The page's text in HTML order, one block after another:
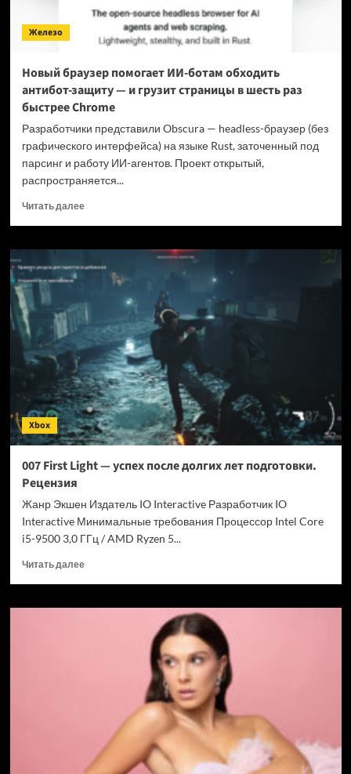
на
токены
раз
Железо
Новый браузер помогает ИИ-ботам обходить
антибот-защиту — и грузит страницы в шесть раз
быстрее Chrome
Разработчики представили Obscura — headless-браузер (без
графического интерфейса) на языке Rust, заточенный под
парсинг и работу ИИ-агентов. Проект открытый,
распространяется...
Читать далееПрочитать
Новый
браузер
помогает
ботам
обходить
антибот-
защиту
—
и
грузит
страницы
в
шесть
быстрее
Xbox
007 First Light — успех после долгих лет подготовки.
Рецензия
Жанр Экшен Издатель IO Interactive Разработчик IO
Interactive Минимальные требования Процессор Intel Core
i5-9500 3,0 ГГц / AMD Ryzen 5...
Читать далееПрочитать
007
подготовки.
Рецензия